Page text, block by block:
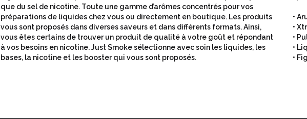
que du sel de nicotine. Toute une gamme d’arômes concentrés pour vos
préparations de liquides chez vous ou directement en boutique. Les produits
vous sont proposés dans diverses saveurs et dans différents formats. Ainsi,
vous êtes certains de trouver un produit de qualité à votre goût et répondant
à vos besoins en nicotine. Just Smoke sélectionne avec soin les liquides, les
bases, la nicotine et les booster qui vous sont proposés.
•
•
•
•
•